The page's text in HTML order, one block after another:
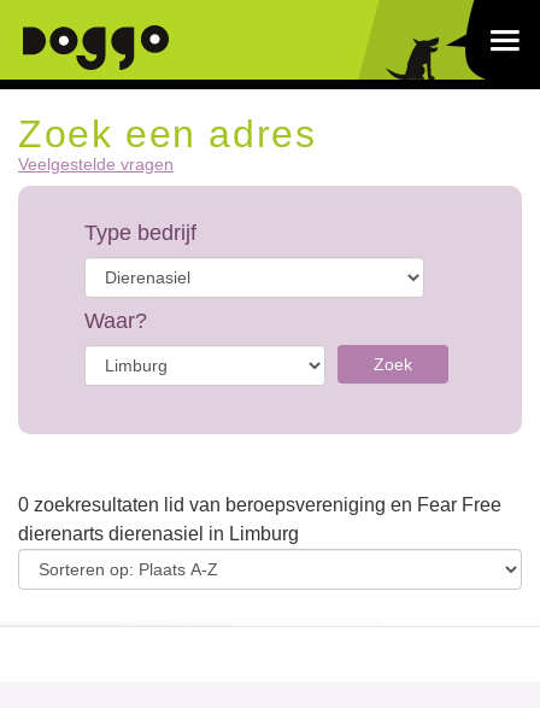
Zoek een adres
Veelgestelde vragen
Type bedrijf
Waar?
Zoek
0 zoekresultaten lid van beroepsvereniging en Fear Free
dierenarts dierenasiel in Limburg